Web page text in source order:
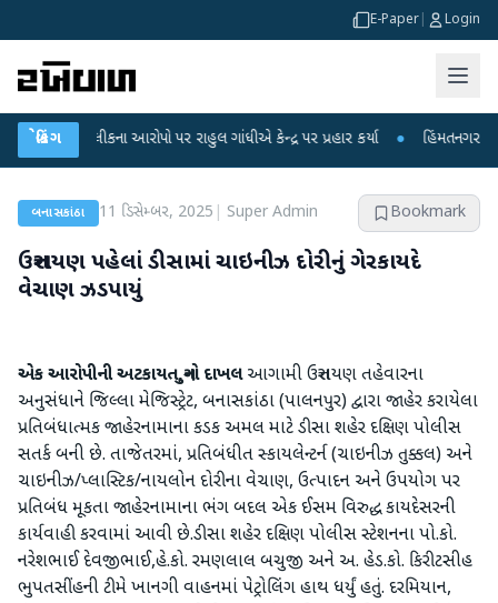
E-Paper Login
બ્રેકિંગ
લીકના આરોપો પર રાહુલ ગાંધીએ કેન્દ્ર પર પ્રહાર કર્યા ● હિંમતનગરમાં રહસ્યમય
બનાસકાંઠા 11 ડિસેમ્બર, 2025 Super Admin Bookmark
ઉત્તરાયણ પહેલાં ડીસામાં ચાઇનીઝ દોરીનું ગેરકાયદે
વેચાણ ઝડપાયું
એક આરોપીની અટકાયત,ગુનો દાખલઆગામી ઉત્તરાયણ તહેવારના
અનુસંધાને જિલ્લા મેજિસ્ટ્રેટ, બનાસકાંઠા (પાલનપુર) દ્વારા જાહેર કરાયેલા
પ્રતિબંધાત્મક જાહેરનામાના કડક અમલ માટે ડીસા શહેર દક્ષિણ પોલીસ
સતર્ક બની છે. તાજેતરમાં, પ્રતિબંધીત સ્કાયલેન્ટર્ન (ચાઇનીઝ તુક્કલ) અને
ચાઇનીઝ/પ્લાસ્ટિક/નાયલોન દોરીના વેચાણ, ઉત્પાદન અને ઉપયોગ પર
પ્રતિબંધ મૂકતા જાહેરનામાના ભંગ બદલ એક ઈસમ વિરુદ્ધ કાયદેસરની
કાર્યવાહી કરવામાં આવી છે. ​ડીસા શહેર દક્ષિણ પોલીસ સ્ટેશનના પો.કો.
નરેશભાઈ દેવજીભાઈ,હે.કો. રમણલાલ બચુજી અને અ. હેડ.કો. કિરીટસીહ
ભુપતસીંહની ટીમે ખાનગી વાહનમાં પેટ્રોલિંગ હાથ ધર્યું હતું. દરમિયાન,